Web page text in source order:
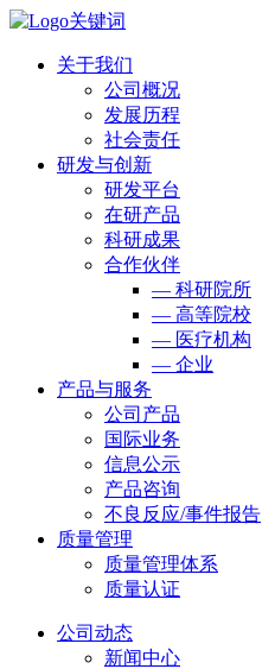
关于我们
公司概况
发展历程
社会责任
研发与创新
研发平台
在研产品
科研成果
合作伙伴
— 科研院所
— 高等院校
— 医疗机构
— 企业
产品与服务
公司产品
国际业务
信息公示
产品咨询
不良反应/事件报告
质量管理
质量管理体系
质量认证
公司动态
新闻中心